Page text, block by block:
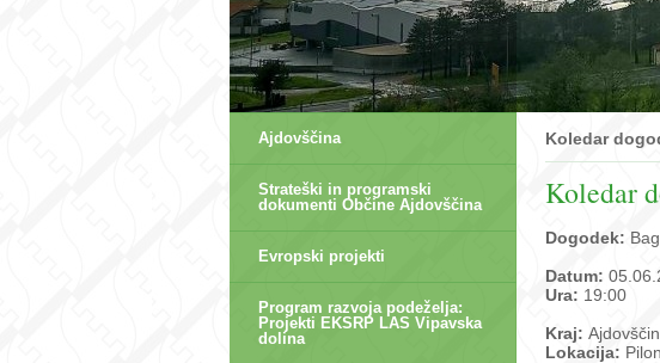
Ajdovščina
Strateški in programski
dokumenti Občine Ajdovščina
Evropski projekti
Program razvoja podeželja:
Projekti EKSRP LAS Vipavska
dolina
Koledar
Koledar
Dogodek:
Datum:
Ura: 19:00
Kraj:
Lokacija: